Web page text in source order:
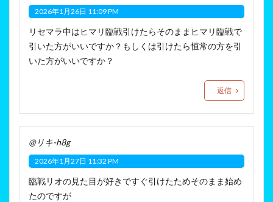
2026年1月26日 11:09 PM
リセマラ中はヒマリ臨戦引けたらそのままヒマリ臨戦で
引いた方がいいですか？もしくは引けたら恒常の方を引
いた方がいいですか？
返信
@リキ-h8g
2026年1月27日 11:32 PM
臨戦リオの見た目が好きですぐ引けたためそのまま始め
たのですが